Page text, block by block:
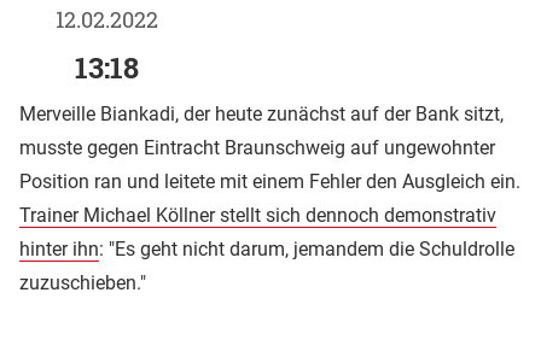
12.02.2022
13:18
Merveille Biankadi, der heute zunächst auf der Bank sitzt,
musste gegen Eintracht Braunschweig auf ungewohnter
Position ran und leitete mit einem Fehler den Ausgleich ein.
Trainer Michael Köllner stellt sich dennoch demonstrativ
hinter ihn: "Es geht nicht darum, jemandem die Schuldrolle
zuzuschieben."